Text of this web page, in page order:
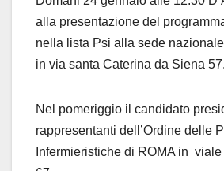
alla presentazione del
nella lista Psi alla sede
in via santa Caterina da Siena 57.
Nel pomeriggio il candidato
rappresentanti dell’Ordine delle
Infermieristiche di ROMA in